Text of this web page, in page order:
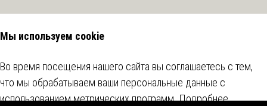
Мы используем cookie
Во время посещения нашего сайта вы соглашаетесь с тем,
что мы обрабатываем ваши персональные данные с
использованием метрических программ.Подробнее